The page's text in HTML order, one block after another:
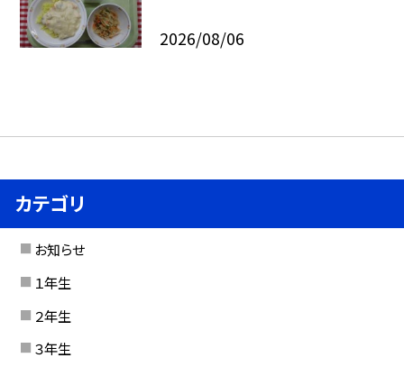
2026/08/06
カテゴリ
お知らせ
１年生
２年生
３年生